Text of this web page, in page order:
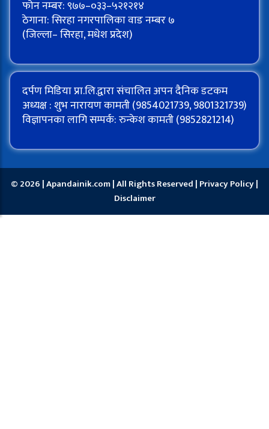
फोन नम्बर: ९७७–०३३–५२१२१४
ठेगाना: सिरहा नगरपालिका वाड नम्बर ७
(जिल्ला– सिरहा, मधेश प्रदेश)
दर्पण मिडिया प्रा.लि.द्वारा संचालित अपन दैनिक डटकम
अध्यक्ष : शुभ नारायण कामती (9854021739, 9801321739)
विज्ञापनका लागि सम्पर्क: रुन्केश कामती (9852821214)
© 2026 | Apandainik.com | All Rights Reserved | Privacy Policy|
Disclaimer